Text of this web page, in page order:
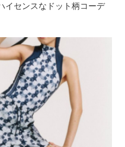
イセンスなドット柄コーデ